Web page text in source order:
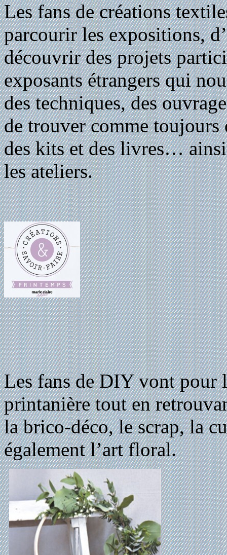
Les fans de créations
parcourir les expositions,
découvrir des projets
exposants étrangers qui
des techniques, des
de trouver comme toujours
des kits et des livres…
les ateliers.
Les fans de DIY vont pour
printanière tout en
la brico-déco, le scrap, la
également l’art floral.